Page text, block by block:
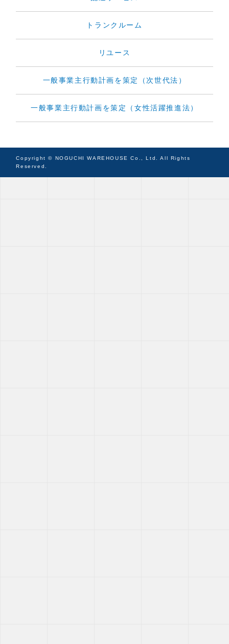
トランクルーム
リユース
一般事業主行動計画を策定（次世代法）
一般事業主行動計画を策定（女性活躍推進法）
Copyright © NOGUCHI WAREHOUSE Co., Ltd. All Rights
Reserved.